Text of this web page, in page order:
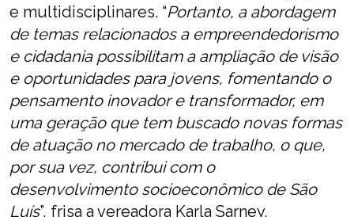
e multidisciplinares. “Portanto, a abordagem
de temas relacionados a empreendedorismo
e cidadania possibilitam a ampliação de visão
e oportunidades para jovens, fomentando o
pensamento inovador e transformador, em
uma geração que tem buscado novas formas
de atuação no mercado de trabalho, o que,
por sua vez, contribui com o
desenvolvimento socioeconômico de São
Luís”, frisa a vereadora Karla Sarney.